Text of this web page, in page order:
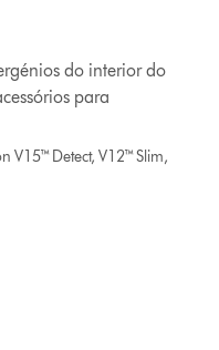
do interior do
para
V15™ Detect, V12™ Slim,